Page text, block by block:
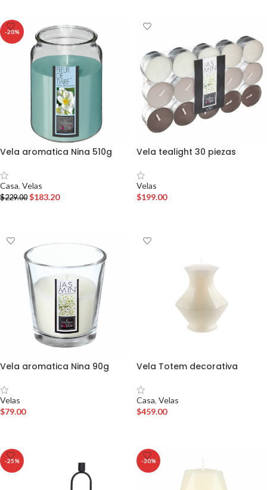
-20%
Vela aromatica Nina 510g
Casa, Velas
$229.00 $183.20
Vela tealight 30 piezas
Velas
$199.00
Vela aromatica Nina 90g
Velas
$79.00
Vela Totem decorativa
Casa, Velas
$459.00
-25% -30%